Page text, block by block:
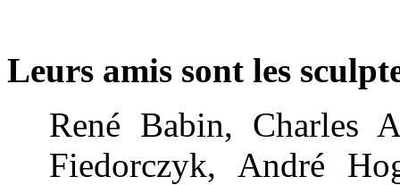
Leurs amis sont les
René Babin, Charles
Fiedorczyk, André